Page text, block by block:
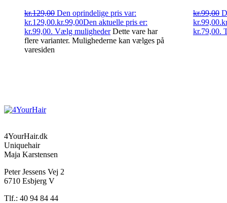
kr.129,00 Den oprindelige pris var:
kr.129,00.kr.99,00Den aktuelle pris er:
kr.99,00. Vælg muligheder Dette vare har
flere varianter. Mulighederne kan vælges på
varesiden
kr.99,00
kr.99,00.
kr.79,00.
4YourHair.dk
Uniquehair
Maja Karstensen
Peter Jessens Vej 2
6710 Esbjerg V
Tlf.: 40 94 84 44